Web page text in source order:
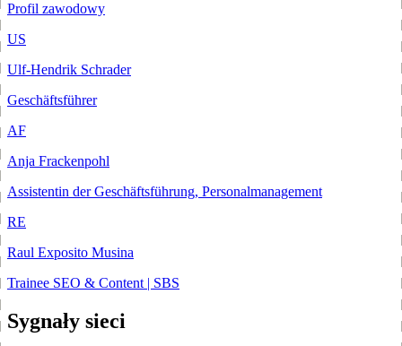
Profil zawodowy
US
Ulf-Hendrik Schrader
Geschäftsführer
AF
Anja Frackenpohl
Assistentin der Geschäftsführung, Personalmanagement
RE
Raul Exposito Musina
Trainee SEO & Content | SBS
Sygnały sieci